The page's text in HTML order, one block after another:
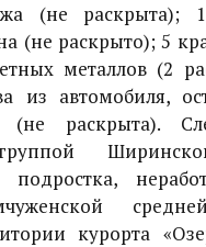
(не раскрыта);
(не раскрыто); 5
металлов (2
из автомобиля,
раскрыта).
подростка,
курорта